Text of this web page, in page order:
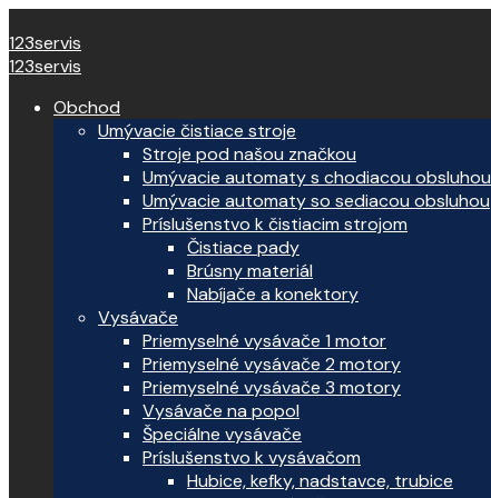
123servis
123servis
Obchod
Umývacie čistiace stroje
Stroje pod našou značkou
Umývacie automaty s chodiacou obsluhou
Umývacie automaty so sediacou obsluhou
Príslušenstvo k čistiacim strojom
Čistiace pady
Brúsny materiál
Nabíjače a konektory
Vysávače
Priemyselné vysávače 1 motor
Priemyselné vysávače 2 motory
Priemyselné vysávače 3 motory
Vysávače na popol
Špeciálne vysávače
Príslušenstvo k vysávačom
Hubice, kefky, nadstavce, trubice